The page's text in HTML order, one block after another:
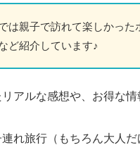
は親子で訪れて楽しかった
ど紹介しています♪
アルな感想や、お得な
れ旅行（もちろん大人